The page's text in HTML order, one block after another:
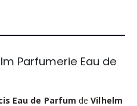
Parfumerie Eau de
Eau de Parfum deVilhelm